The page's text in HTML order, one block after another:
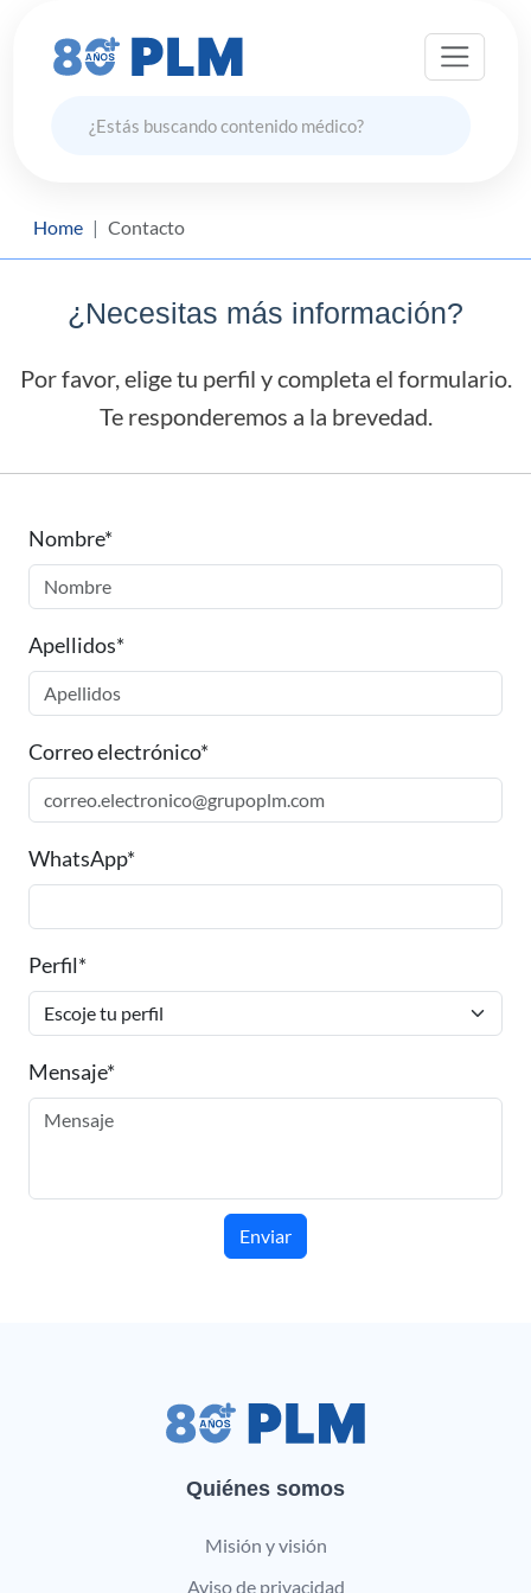
Home Contacto
¿Necesitas más información?
Por favor, elige tu perfil y completa el formulario.
Te responderemos a la brevedad.
Nombre*
Apellidos*
Correo electrónico*
WhatsApp*
Perfil*
Mensaje*
Enviar
Quiénes somos
Misión y visión
Aviso de privacidad